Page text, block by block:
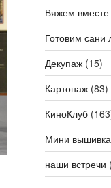
Вяжем вместе
Готовим сани
Декупаж(15)
Картонаж(83)
КиноКлуб
Мини вышивка
наши встречи